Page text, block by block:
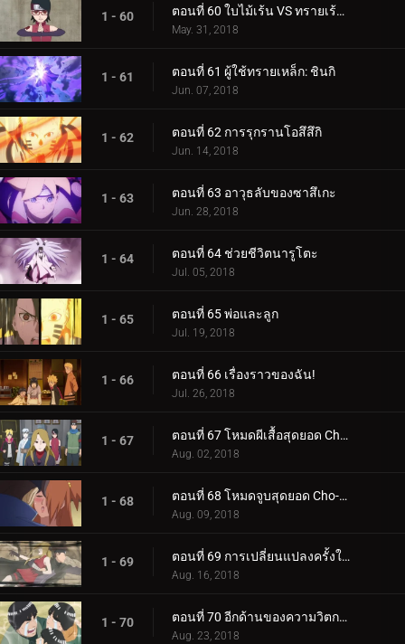
1 - 60 ตอนที่ 60 ใบไม้เร้น VS ทรายเร้นลับ
May. 31, 2018
1 - 61 ตอนที่ 61 ผู้ใช้ทรายเหล็ก: ชินกิ
Jun. 07, 2018
1 - 62 ตอนที่ 62 การรุกรานโอสึสึกิ
Jun. 14, 2018
1 - 63 ตอนที่ 63 อาวุธลับของซาสึเกะ
Jun. 28, 2018
1 - 64 ตอนที่ 64 ช่วยชีวิตนารูโตะ
Jul. 05, 2018
1 - 65 ตอนที่ 65 พ่อและลูก
Jul. 19, 2018
1 - 66 ตอนที่ 66 เรื่องราวของฉัน!
Jul. 26, 2018
1 - 67 ตอนที่ 67 โหมดผีเสื้อสุดยอด Cho-Cho!
Aug. 02, 2018
1 - 68 ตอนที่ 68 โหมดจูบสุดยอด Cho-Cho!
Aug. 09, 2018
1 - 69 ตอนที่ 69 การเปลี่ยนแปลงครั้งใหญ่ของความรัก Cho-Cho!
Aug. 16, 2018
1 - 70 ตอนที่ 70 อีกด้านของความวิตกกังวล
Aug. 23, 2018